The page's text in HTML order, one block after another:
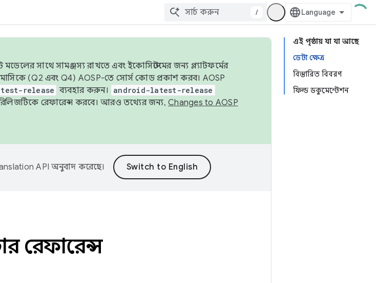
/
এই পৃষ্ঠায় যা যা আছে
ডেটা ক্ষেত্র
বিস্তারিত বিবরণ
ফিল্ড ডকুমেন্টেশন
সাথে সামঞ্জস্য রাখতে এবং ইকোসিস্টেমের জন্য প্ল্যাটফর্মের
(Q2 এবং Q4) AOSP-তে সোর্স কোড প্রকাশ করব। AOSP
release ব্যবহার করুন। android-latest-release
রিলিজটিকে রেফারেন্স করবে। আরও তথ্যের জন্য, Changes to AOSP
API অনুবাদ করেছে।
রেফারেন্স